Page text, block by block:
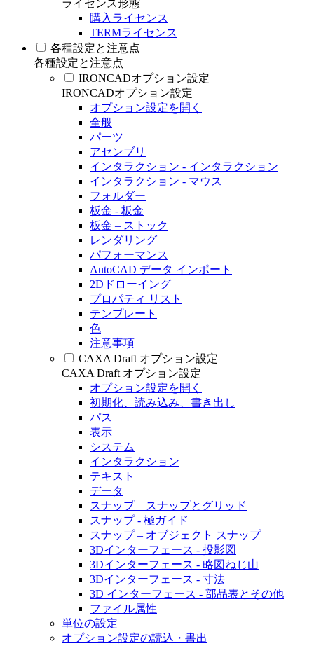
ライセンス形態
購入ライセンス
TERMライセンス
各種設定と注意点
各種設定と注意点
IRONCADオプション設定
IRONCADオプション設定
オプション設定を開く
全般
パーツ
アセンブリ
インタラクション - インタラクション
インタラクション - マウス
フォルダー
板金 - 板金
板金 – ストック
レンダリング
パフォーマンス
AutoCAD データ インポート
2Dドローイング
プロパティ リスト
テンプレート
色
注意事項
CAXA Draft オプション設定
CAXA Draft オプション設定
オプション設定を開く
初期化、読み込み、書き出し
パス
表示
システム
インタラクション
テキスト
データ
スナップ – スナップとグリッド
スナップ - 極ガイド
スナップ – オブジェクト スナップ
3Dインターフェース - 投影図
3Dインターフェース - 略図ねじ山
3Dインターフェース - 寸法
3D インターフェース - 部品表とその他
ファイル属性
単位の設定
オプション設定の読込・書出